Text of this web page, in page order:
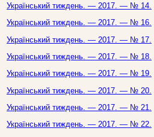
Український тиждень. — 2017. — № 14.
Український тиждень. — 2017. — № 16.
Український тиждень. — 2017. — № 17.
Український тиждень. — 2017. — № 18.
Український тиждень. — 2017. — № 19.
Український тиждень. — 2017. — № 20.
Український тиждень. — 2017. — № 21.
Український тиждень. — 2017. — № 22.